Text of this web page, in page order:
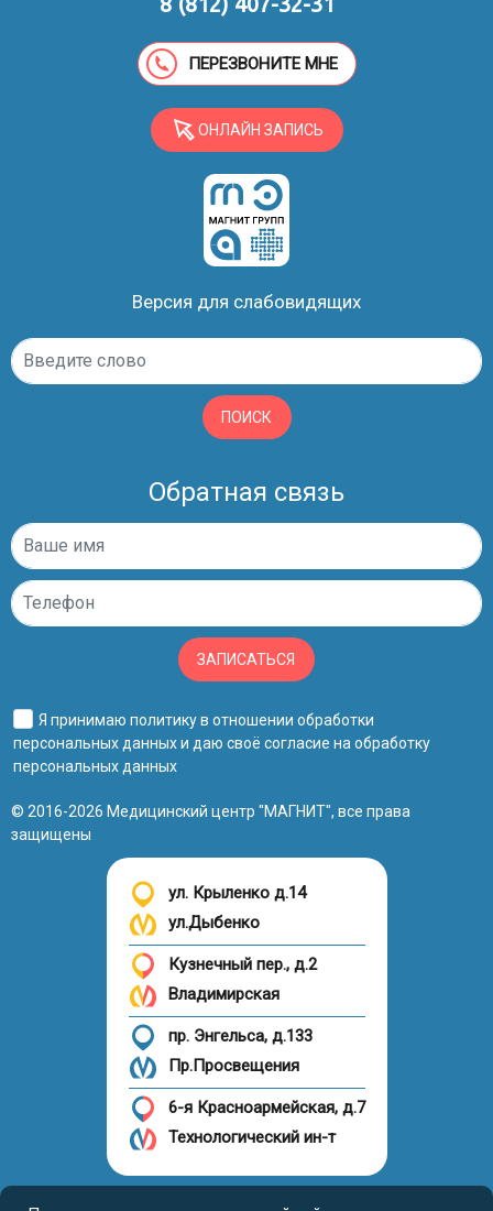
ПЕРЕЗВОНИТЕ МНЕ
ОНЛАЙН ЗАПИСЬ
Версия для слабовидящих
ПОИСК
Обратная связь
ЗАПИСАТЬСЯ
Я принимаю политику в отношении обработки
персональных данныхи даю своё согласие на обработку
персональных данных
© 2016-2026 Медицинский центр "МАГНИТ", все права
защищены
ул. Крыленко д.14
ул.Дыбенко
Кузнечный пер., д.2
Владимирская
пр. Энгельса, д.133
Пр.Просвещения
6-я Красноармейская, д.7
Технологический ин-т
Налоговый вычет